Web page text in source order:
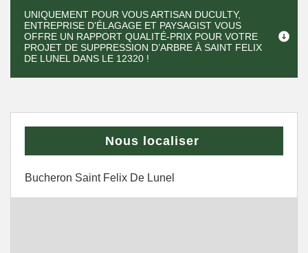
UNIQUEMENT POUR VOUS ARTISAN DUCULTY,
ENTREPRISE D'ÉLAGAGE ET PAYSAGIST VOUS
OFFRE UN RAPPORT QUALITÉ-PRIX POUR VOTRE
PROJET DE SUPPRESSION D’ARBRE À SAINT FELIX
DE LUNEL DANS LE 12320 !
Nous localiser
Bucheron Saint Felix De Lunel